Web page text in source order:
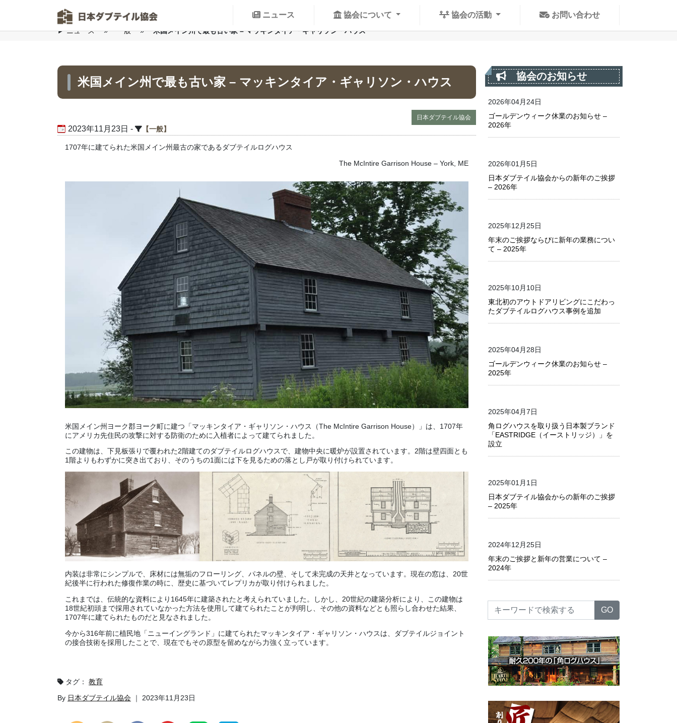
Skip to main content
ニュース 協会について 協会の活動 お問い合わせ
▶ニュース»一般»米国メイン州で最も古い家 – マッキンタイア・ギャリソン・ハウス
米国メイン州で最も古い家 – マッキンタイア・ギャリソン・ハウス
日本ダブテイル協会
2023年11月23日 - 一般
1707年に建てられた米国メイン州最古の家であるダブテイルログハウス
The McIntire Garrison House – York, ME
米国メイン州ヨーク郡ヨーク町に建つ「マッキンタイア・ギャリソン・ハウス（The McIntire Garrison House）」は、1707年
にアメリカ先住民の攻撃に対する防衛のために入植者によって建てられました。
この建物は、下見板張りで覆われた2階建てのダブテイルログハウスで、建物中央に暖炉が設置されています。2階は壁四面とも
1階よりもわずかに突き出ており、そのうちの1面には下を見るための落とし戸が取り付けられています。
内装は非常にシンプルで、床材には無垢のフローリング、パネルの壁、そして未完成の天井となっています。現在の窓は、20世
紀後半に行われた修復作業の時に、歴史に基づいてレプリカが取り付けられました。
これまでは、伝統的な資料により1645年に建築されたと考えられていました。しかし、20世紀の建築分析により、この建物は
18世紀初頭まで採用されていなかった方法を使用して建てられたことが判明し、その他の資料などとも照らし合わせた結果、
1707年に建てられたものだと見なされました。
今から316年前に植民地「ニューイングランド」に建てられたマッキンタイア・ギャリソン・ハウスは、ダブテイルジョイント
の接合技術を採用したことで、現在でもその原型を留めながら力強く立っています。
タグ： 教育
By 日本ダブテイル協会 ｜ 2023年11月23日
Set Youtube Channel ID
協会のお知らせ
2026年04月24日
ゴールデンウィーク休業のお知らせ –
2026年
2026年01月5日
日本ダブテイル協会からの新年のご挨拶
– 2026年
2025年12月25日
年末のご挨拶ならびに新年の業務につい
て – 2025年
2025年10月10日
東北初のアウトドアリビングにこだわっ
たダブテイルログハウス事例を追加
2025年04月28日
ゴールデンウィーク休業のお知らせ –
2025年
2025年04月7日
角ログハウスを取り扱う日本製ブランド
「EASTRIDGE（イーストリッジ）」を
設立
2025年01月1日
日本ダブテイル協会からの新年のご挨拶
– 2025年
2024年12月25日
年末のご挨拶と新年の営業について –
2024年